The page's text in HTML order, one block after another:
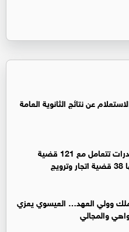
عن نتائج الثانوية العامة
مكافحة المخدرات تتعامل مع 121 قضية
وولي العهد… العيسوي يعزي
والمجالي